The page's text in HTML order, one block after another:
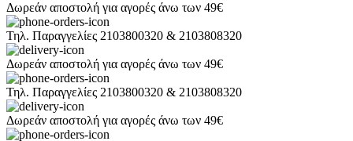
Δωρεάν αποστολή για αγορές άνω των 49€
Τηλ. Παραγγελίες 2103800320 & 2103808320
Δωρεάν αποστολή για αγορές άνω των 49€
Τηλ. Παραγγελίες 2103800320 & 2103808320
Δωρεάν αποστολή για αγορές άνω των 49€